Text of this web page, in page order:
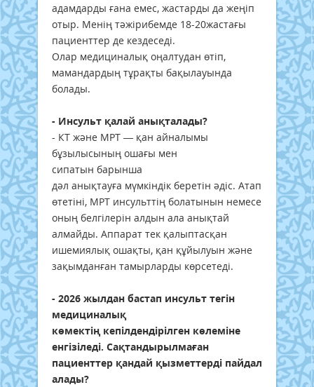
адамдарды ғана емес, жастарды да жеңіп
отыр. Менің тәжірибемде 18-20жастағы
пациенттер де кездеседі.
Олар медициналық оңалтудан өтіп,
мамандардың тұрақты бақылауында
болады.
- Инсульт қалай анықталады?
- КТ және МРТ — қан айналымы
бұзылысының ошағы мен
сипатын барынша
дәл анықтауға мүмкіндік беретін әдіс. Атап
өтетіні, МРТ инсульттің болатынын немесе
оның белгілерін алдын ала анықтай
алмайды. Аппарат тек қалыптасқан
ишемиялық ошақты, қан құйылуын және
зақымданған тамырларды көрсетеді.
- 2026 жылдан бастап инсульт тегін
медициналық
көмектің кепілдендірілген көлеміне
енгізіледі. Сақтандырылмаған
пациенттер қандай қызметтерді пайдалана
алады?